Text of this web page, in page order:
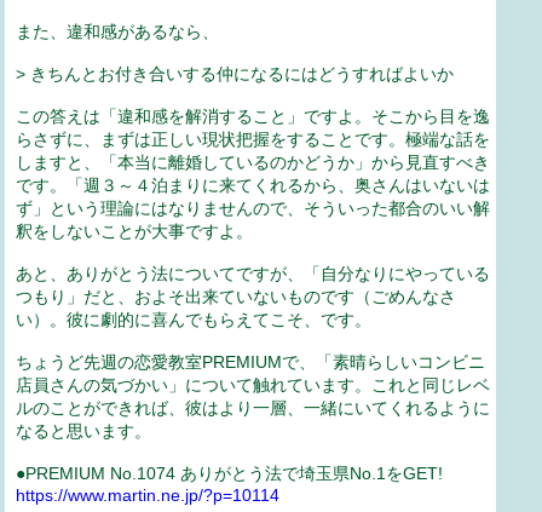
また、違和感があるなら、
> きちんとお付き合いする仲になるにはどうすればよいか
この答えは「違和感を解消すること」ですよ。そこから目を逸
らさずに、まずは正しい現状把握をすることです。極端な話を
しますと、「本当に離婚しているのかどうか」から見直すべき
です。「週３～４泊まりに来てくれるから、奥さんはいないは
ず」という理論にはなりませんので、そういった都合のいい解
釈をしないことが大事ですよ。
あと、ありがとう法についてですが、「自分なりにやっている
つもり」だと、およそ出来ていないものです（ごめんなさ
い）。彼に劇的に喜んでもらえてこそ、です。
ちょうど先週の恋愛教室PREMIUMで、「素晴らしいコンビニ
店員さんの気づかい」について触れています。これと同じレベ
ルのことができれば、彼はより一層、一緒にいてくれるように
なると思います。
●PREMIUM No.1074 ありがとう法で埼玉県No.1をGET!
https://www.martin.ne.jp/?p=10114